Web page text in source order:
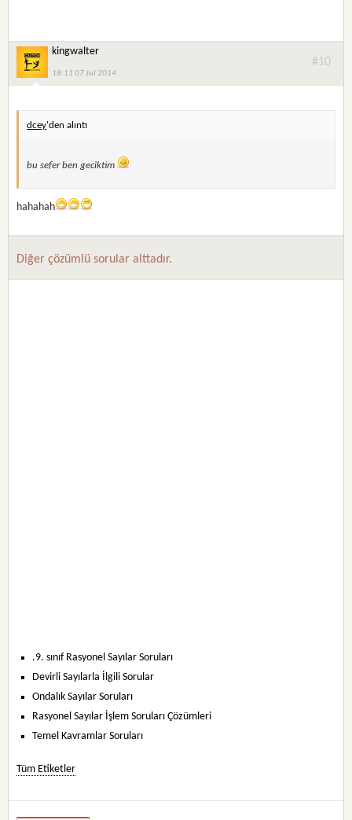
kingwalter
18:11 07 Jul 2014
#10
dcey'den alıntı
bu sefer ben geciktim
hahahah
Diğer çözümlü sorular alttadır.
.9. sınıf Rasyonel Sayılar Soruları
Devirli Sayılarla İlgili Sorular
Ondalık Sayılar Soruları
Rasyonel Sayılar İşlem Soruları Çözümleri
Temel Kavramlar Soruları
Tüm Etiketler